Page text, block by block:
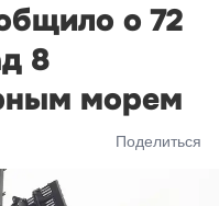
о 72
8
морем
Поделиться